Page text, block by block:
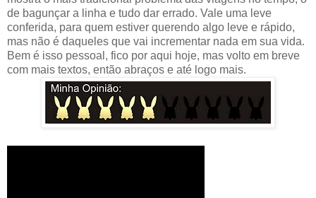
de bagunçar a linha e tudo dar errado. Vale uma leve
conferida, para quem estiver querendo algo leve e rápido,
mas não é daqueles que vai incrementar nada em sua vida.
Bem é isso pessoal, fico por aqui hoje, mas volto em breve
com mais textos, então abraços e até logo mais.